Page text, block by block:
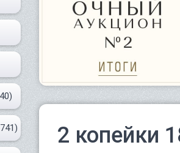
2 копейки